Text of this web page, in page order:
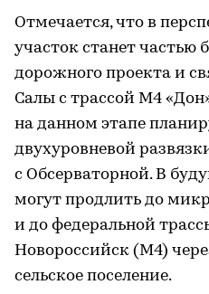
Отмечается, что в
участок станет частью
дорожного проекта и
Салы с трассой М4
на данном этапе
двухуровневой
с Обсерваторной. В
могут продлить до
и до федеральной
Новороссийск (М4)
сельское поселение.